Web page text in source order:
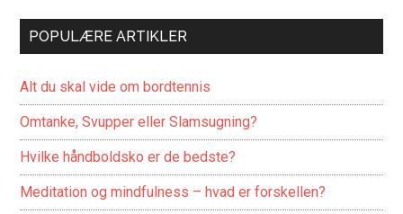
POPULÆRE ARTIKLER
Alt du skal vide om bordtennis
Omtanke, Svupper eller Slamsugning?
Hvilke håndboldsko er de bedste?
Meditation og mindfulness – hvad er forskellen?